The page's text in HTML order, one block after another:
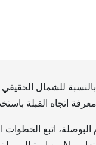
بالنسبة للشمال
اتجاه القبلة
البوصلة، اتبع